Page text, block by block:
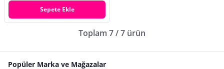
Sepete Ekle
Toplam 7 / 7 ürün
Popüler Marka ve Mağazalar